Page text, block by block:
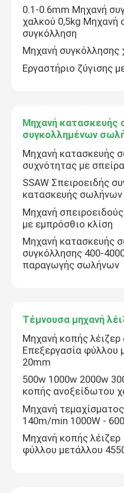
Μηχανή συγκόλλησης
Μηχανή κατασκευής
Καλωδιακό καλώδιο
Γραμμές CCV
Κεφαλίδα
Χάλκινο σύρμα
0.1-0.6mm Μηχανή
χαλκού 0,5kg Μηχανή
συγκόλληση
Μηχανή συγκόλλησης
Εργαστήριο ζύγισης
Μηχανή κατασκευής
συγκολλημένων
Μηχανή κατασκευής
συχνότητας με σπείρα
SSAW Σπειροειδής
κατασκευής σωλήνων
Μηχανή
με εμπρόσθιο κλίση
Μηχανή κατασκευής
συγκόλλησης 400-
παραγωγής σωλήνων
Τέμνουσα μηχανή
Μηχανή κοπής
Επεξεργασία φύλλου
20mm
500w 1000w 2000w
κοπής ανοξείδωτου
Μηχανή
140m/min 1000W -
Μηχανή κοπής λέιζερ
φύλλου μετάλλου